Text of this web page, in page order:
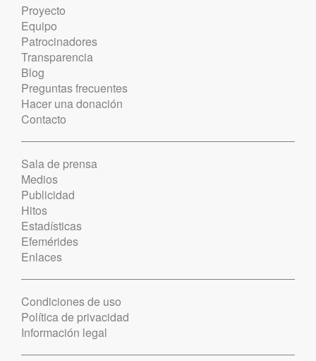
Proyecto
Equipo
Patrocinadores
Transparencia
Blog
Preguntas frecuentes
Hacer una donación
Contacto
Sala de prensa
Medios
Publicidad
Hitos
Estadísticas
Efemérides
Enlaces
Condiciones de uso
Política de privacidad
Información legal